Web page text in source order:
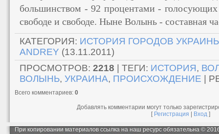
большинством - 92 процентами - голосующих
свободе и свободе. Ныне Волынь - составная
КАТЕГОРИЯ: ИСТОРИЯ ГОРОДОВ
ANDREY (13.11.2011)
ПРОСМОТРОВ: 2218 ТЕГИ: ИСТОРИЯ,
ВОЛЫНЬ, УКРАИНА, ПРОИСХОЖДЕНИЕ
Всего комментариев: 0
Добавлять комментарии могут только
[ Регистрация Вход ]
При копировании материалов ссылка на наш ресурс обязательна ©